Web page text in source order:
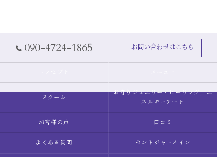
090-4724-1865 お問い合わせはこちら
スクール
お守りジュエリー・ヒーリング，エ
ネルギーアート
お客様の声 口コミ
よくある質問 セントジャーメイン